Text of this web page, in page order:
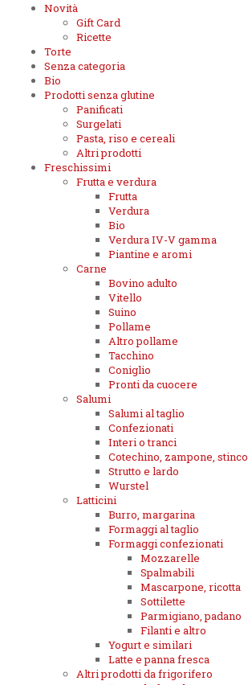
Novità
Gift Card
Ricette
Torte
Senza categoria
Bio
Prodotti senza glutine
Panificati
Surgelati
Pasta, riso e cereali
Altri prodotti
Freschissimi
Frutta e verdura
Frutta
Verdura
Bio
Verdura IV-V gamma
Piantine e aromi
Carne
Bovino adulto
Vitello
Suino
Pollame
Altro pollame
Tacchino
Coniglio
Pronti da cuocere
Salumi
Salumi al taglio
Confezionati
Interi o tranci
Cotechino, zampone, stinco
Strutto e lardo
Wurstel
Latticini
Burro, margarina
Formaggi al taglio
Formaggi confezionati
Mozzarelle
Spalmabili
Mascarpone, ricotta
Sottilette
Parmigiano, padano
Filanti e altro
Yogurt e similari
Latte e panna fresca
Altri prodotti da frigorifero